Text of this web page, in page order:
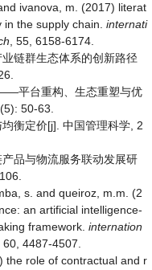
ivanova, m. (2017) literat
the supply chain. internati
, 55, 6158-6174.
链群生态体系的创新路径
平台重构、生态重塑与优
50-63.
衡定价[j]. 中国管理科学, 2
品与物流服务联动发展研
s. and queiroz, m.m. (2
an artificial intelligence-
framework. internation
, 60, 4487-4507.
the role of contractual and r